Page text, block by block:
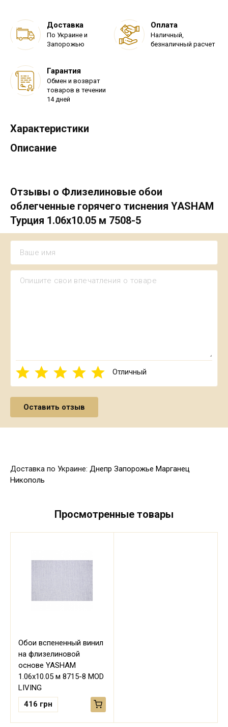
Доставка
По Украине и
Запорожью
Оплата
Наличный,
безналичный расчет
Гарантия
Обмен и возврат
товаров в течении
14 дней
Характеристики
Описание
Отзывы о Флизелиновые обои
облегченные горячего тиснения YASHAM
Турция 1.06х10.05 м 7508-5
Отличный
Доставка по Украине: Днепр Запорожье Марганец
Никополь
Просмотренные товары
Обои вспененный винил
на флизелиновой
основе YASHAM
1.06х10.05 м 8715-8 MOD
LIVING
416 грн